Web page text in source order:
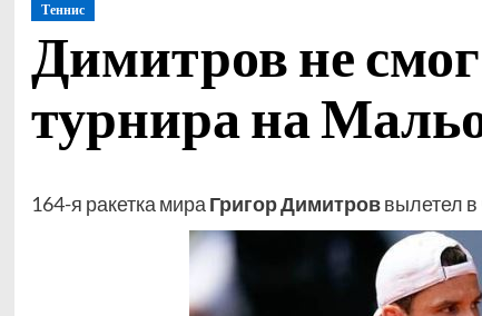
Теннис
Димитров не
турнира на
164-я ракетка мира Григор Димитроввылетел в